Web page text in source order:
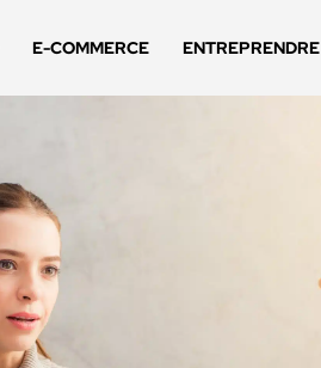
E-COMMERCE ENTREPRENDRE